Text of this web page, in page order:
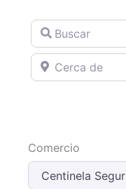
Buscar
Cerca de
Comercio